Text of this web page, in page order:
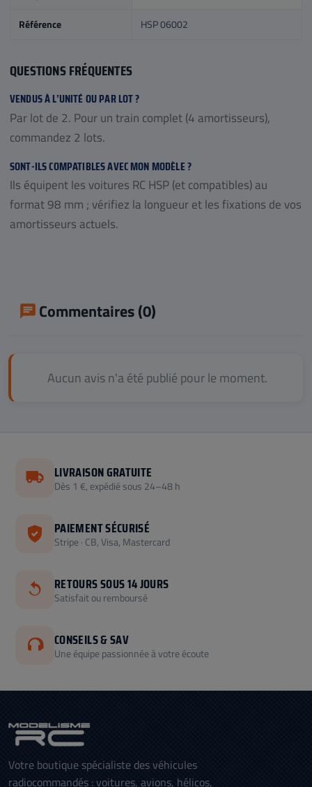
Référence HSP 06002
QUESTIONS FRÉQUENTES
VENDUS À L’UNITÉ OU PAR LOT ?
Par lot de 2. Pour un train complet (4 amortisseurs),
commandez 2 lots.
SONT-ILS COMPATIBLES AVEC MON MODÈLE ?
Ils équipent les voitures RC HSP (et compatibles) au
format 98 mm ; vérifiez la longueur et les fixations de vos
amortisseurs actuels.
Commentaires (0)
Aucun avis n'a été publié pour le moment.
LIVRAISON GRATUITE
Dès 1 €, expédié sous 24–48 h
PAIEMENT SÉCURISÉ
Stripe · CB, Visa, Mastercard
RETOURS SOUS 14 JOURS
Satisfait ou remboursé
CONSEILS & SAV
Une équipe passionnée à votre écoute
Votre boutique spécialiste des véhicules
radiocommandés : voitures, avions, hélicos,